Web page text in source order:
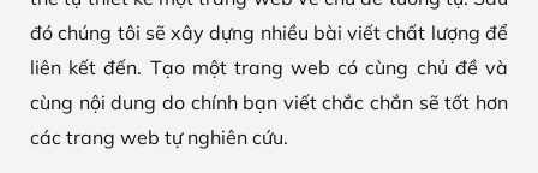
đó chúng tôi sẽ xây dựng nhiều bài viết chất lượng để
liên kết đến. Tạo một trang web có cùng chủ đề và
cùng nội dung do chính bạn viết chắc chắn sẽ tốt hơn
các trang web tự nghiên cứu.